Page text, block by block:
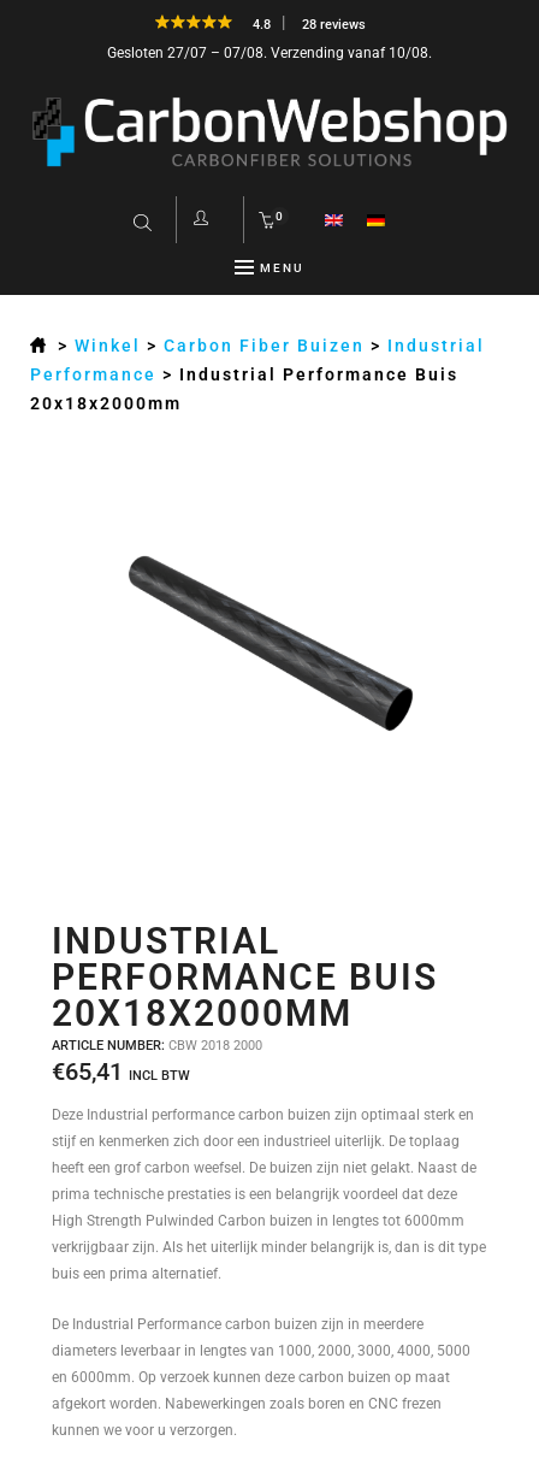
4.8 28 reviews
Gesloten 27/07 – 07/08. Verzending vanaf 10/08.
0
MENU
>Winkel >Carbon Fiber Buizen > Industrial
Performance > Industrial Performance Buis
20x18x2000mm
INDUSTRIAL
PERFORMANCE BUIS
20X18X2000MM
ARTICLE NUMBER: CBW 2018 2000
€65,41 INCL BTW
Deze Industrial performance carbon buizen zijn optimaal sterk en
stijf en kenmerken zich door een industrieel uiterlijk. De toplaag
heeft een grof carbon weefsel. De buizen zijn niet gelakt. Naast de
prima technische prestaties is een belangrijk voordeel dat deze
High Strength Pulwinded Carbon buizen in lengtes tot 6000mm
verkrijgbaar zijn. Als het uiterlijk minder belangrijk is, dan is dit type
buis een prima alternatief.
De Industrial Performance carbon buizen zijn in meerdere
diameters leverbaar in lengtes van 1000, 2000, 3000, 4000, 5000
en 6000mm. Op verzoek kunnen deze carbon buizen op maat
afgekort worden. Nabewerkingen zoals boren en CNC frezen
kunnen we voor u verzorgen.